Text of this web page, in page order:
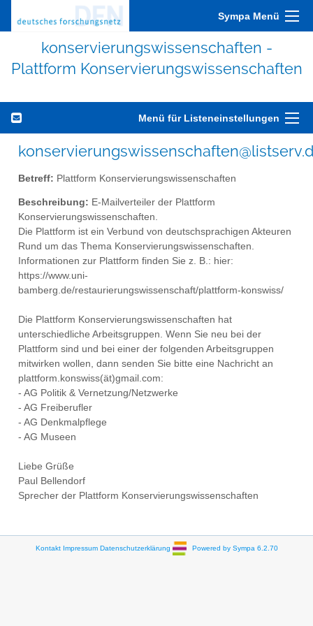
Sympa Menü
konservierungswissenschaften -
Plattform Konservierungswissenschaften
Menü für Listeneinstellungen
Betreff: Plattform Konservierungswissenschaften
Beschreibung: E-Mailverteiler der Plattform
Konservierungswissenschaften.
Die Plattform ist ein Verbund von deutschsprachigen Akteuren
Rund um das Thema Konservierungswissenschaften.
Informationen zur Plattform finden Sie z. B.: hier:
https://www.uni-
bamberg.de/restaurierungswissenschaft/plattform-konswiss/
Die Plattform Konservierungswissenschaften hat
unterschiedliche Arbeitsgruppen. Wenn Sie neu bei der
Plattform sind und bei einer der folgenden Arbeitsgruppen
mitwirken wollen, dann senden Sie bitte eine Nachricht an
plattform.konswiss(ät)gmail.com:
- AG Politik & Vernetzung/Netzwerke
- AG Freiberufler
- AG Denkmalpflege
- AG Museen
Liebe Grüße
Paul Bellendorf
Sprecher der Plattform Konservierungswissenschaften
Kontakt Impressum Datenschutzerklärung Powered by Sympa 6.2.70